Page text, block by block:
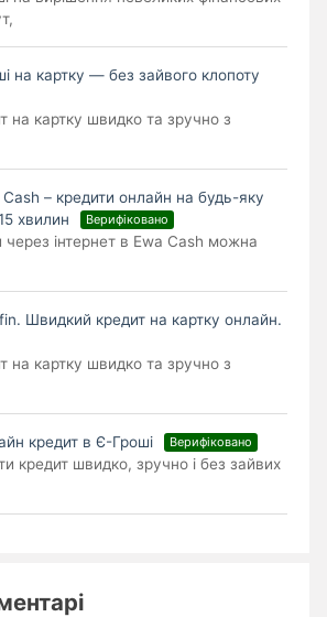
на картку — без зайвого клопоту
на картку швидко та зручно з
Cash – кредити онлайн на будь-яку
хвилин
Верифіковано
інтернет в Ewa Cash можна
Швидкий кредит на картку онлайн.
на картку швидко та зручно з
кредит в Є-Гроші Верифіковано
кредит швидко, зручно і без зайвих